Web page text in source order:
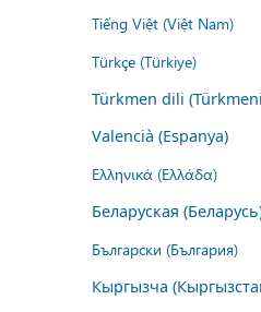
Tiếng Việt (Việt Nam)
Türkçe (Türkiye)
Türkmen dili
Valencià (Espanya)
Ελληνικά (Ελλάδα)
Беларуская
Български (България)
Кыргызча